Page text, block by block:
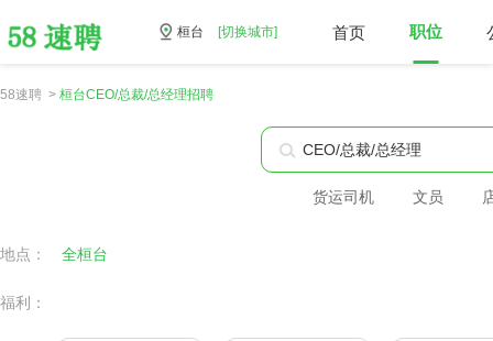
桓台 [切换城市] 首页 职位
58速聘 > 桓台CEO/总裁/总经理招聘
货运司机 文员
地点： 全桓台
福利：